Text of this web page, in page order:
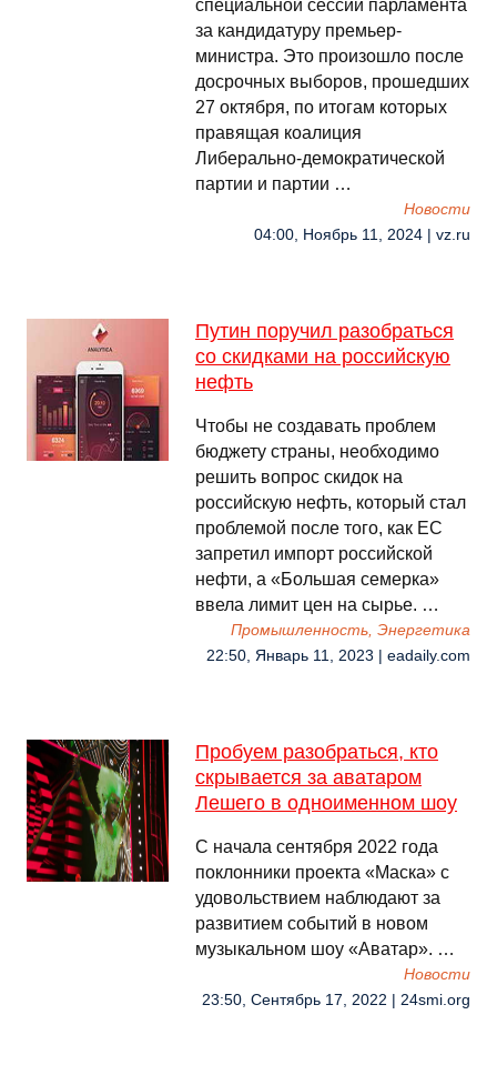
специальной сессии парламента
за кандидатуру премьер-
министра. Это произошло после
досрочных выборов, прошедших
27 октября, по итогам которых
правящая коалиция
Либерально-демократической
партии и партии …
Новости
04:00, Ноябрь 11, 2024 | vz.ru
Путин поручил разобраться
со скидками на российскую
нефть
Чтобы не создавать проблем
бюджету страны, необходимо
решить вопрос скидок на
российскую нефть, который стал
проблемой после того, как ЕС
запретил импорт российской
нефти, а «Большая семерка»
ввела лимит цен на сырье. …
Промышленность, Энергетика
22:50, Январь 11, 2023 | eadaily.com
Пробуем разобраться, кто
скрывается за аватаром
Лешего в одноименном шоу
С начала сентября 2022 года
поклонники проекта «Маска» с
удовольствием наблюдают за
развитием событий в новом
музыкальном шоу «Аватар». …
Новости
23:50, Сентябрь 17, 2022 | 24smi.org